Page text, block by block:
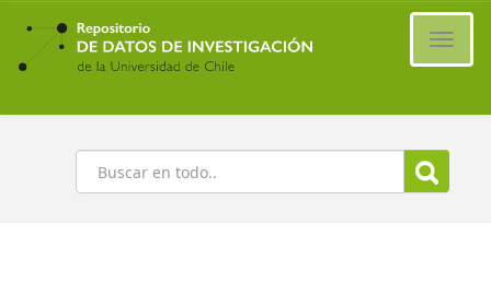
Ir
contenido
principal
Buscar